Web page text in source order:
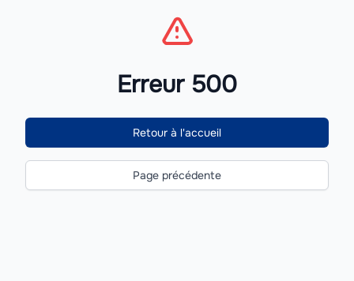
Erreur 500
Retour à l'accueil
Page précédente